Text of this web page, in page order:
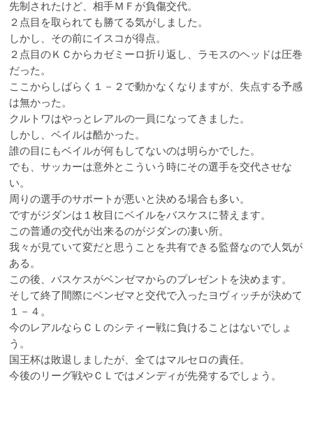
先制されたけど、相手ＭＦが負傷交代。
２点目を取られても勝てる気がしました。
しかし、その前にイスコが得点。
２点目のＫＣからカゼミーロ折り返し、ラモスのヘッドは圧巻
だった。
ここからしばらく１－２で動かなくなりますが、失点する予感
は無かった。
クルトワはやっとレアルの一員になってきました。
しかし、ベイルは酷かった。
誰の目にもベイルが何もしてないのは明らかでした。
でも、サッカーは意外とこういう時にその選手を交代させな
い。
周りの選手のサポートが悪いと決める場合も多い。
ですがジダンは１枚目にベイルをバスケスに替えます。
この普通の交代が出来るのがジダンの凄い所。
我々が見ていて変だと思うことを共有できる監督なので人気が
ある。
この後、バスケスがベンゼマからのプレゼントを決めます。
そして終了間際にベンゼマと交代で入ったヨヴィッチが決めて
１－４。
今のレアルならＣＬのシティー戦に負けることはないでしょ
う。
国王杯は敗退しましたが、全てはマルセロの責任。
今後のリーグ戦やＣＬではメンディが先発するでしょう。